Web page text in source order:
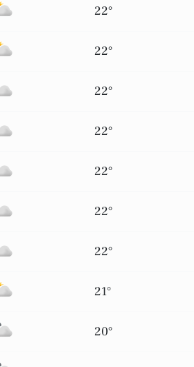
22°
22°
22°
22°
22°
22°
22°
21°
20°